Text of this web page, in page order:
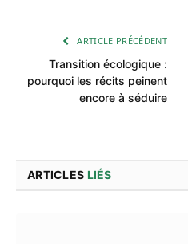
ARTICLE PRÉCÉDENT
Transition écologique :
pourquoi les récits peinent
encore à séduire
ARTICLES LIÉS